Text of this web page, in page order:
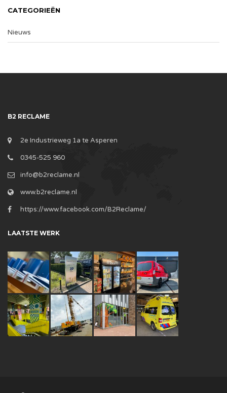
CATEGORIEËN
Nieuws
B2 RECLAME
2e Industrieweg 1a te Asperen
0345-525 960
info@b2reclame.nl
www.b2reclame.nl
https://www.facebook.com/B2Reclame/
LAATSTE WERK